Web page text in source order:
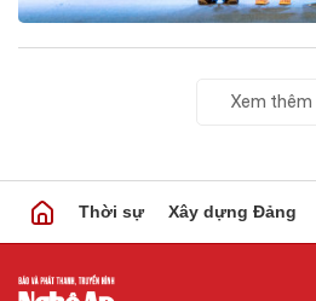
Xem thêm
Thời sự Xây dựng Đảng